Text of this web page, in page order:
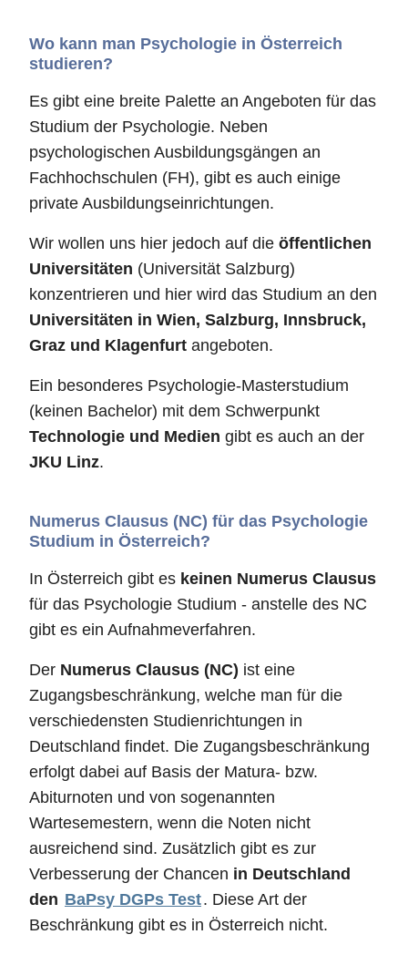
Wo kann man Psychologie in Österreich
studieren?
Es gibt eine breite Palette an Angeboten für das
Studium der Psychologie. Neben
psychologischen Ausbildungsgängen an
Fachhochschulen (FH), gibt es auch einige
private Ausbildungseinrichtungen.
Wir wollen uns hier jedoch auf die öffentlichen
Universitäten (Universität Salzburg)
konzentrieren und hier wird das Studium an den
Universitäten in Wien, Salzburg, Innsbruck,
Graz und Klagenfurt angeboten.
Ein besonderes Psychologie-Masterstudium
(keinen Bachelor) mit dem Schwerpunkt
Technologie und Medien gibt es auch an der
JKU Linz.
Numerus Clausus (NC) für das Psychologie
Studium in Österreich?
In Österreich gibt es keinen Numerus Clausus
für das Psychologie Studium - anstelle des NC
gibt es ein Aufnahmeverfahren.
Der Numerus Clausus (NC) ist eine
Zugangsbeschränkung, welche man für die
verschiedensten Studienrichtungen in
Deutschland findet. Die Zugangsbeschränkung
erfolgt dabei auf Basis der Matura- bzw.
Abiturnoten und von sogenannten
Wartesemestern, wenn die Noten nicht
ausreichend sind. Zusätzlich gibt es zur
Verbesserung der Chancen in Deutschland
den BaPsy DGPs Test. Diese Art der
Beschränkung gibt es in Österreich nicht.